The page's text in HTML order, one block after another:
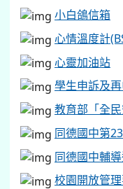
小白鴿信箱
心情溫度計
心靈加油站
學生申訴及
教育部「全
同德國中第
同德國中輔
校園開放管